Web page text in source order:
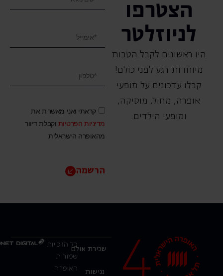
הצטרפו
לניוזלטר
היו ראשונים לקבל הטבות
מיוחדות רגע לפני כולם!
קבלו עדכונים על מופעי
אופרה, ‏מחול, ‏מוסיקה,
ומופעי הילדים.
קראתי ואני מאשר.ת את
מדיניות הפרטיות וקבלת דיוור
מהאופרה הישראלית
הרשמה
כל הזכויות
שמורות
האופרה
שכירת אולם
נגישות